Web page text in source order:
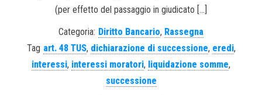
(per effetto del passaggio in giudicato […]
Categoria: Diritto Bancario, Rassegna
Tag art. 48 TUS, dichiarazione di successione, eredi,
interessi, interessi moratori, liquidazione somme,
successione